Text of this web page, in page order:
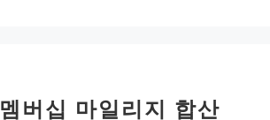
버십 마일리지 합산